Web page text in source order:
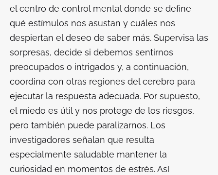
el centro de control mental donde se define
qué estímulos nos asustan y cuáles nos
despiertan el deseo de saber más. Supervisa las
sorpresas, decide si debemos sentirnos
preocupados o intrigados y, a continuación,
coordina con otras regiones del cerebro para
ejecutar la respuesta adecuada. Por supuesto,
el miedo es útil y nos protege de los riesgos,
pero también puede paralizarnos. Los
investigadores señalan que resulta
especialmente saludable mantener la
curiosidad en momentos de estrés. Así